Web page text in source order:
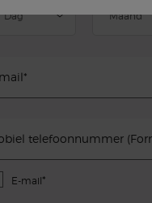
*
telefoonnummer
E-mail*